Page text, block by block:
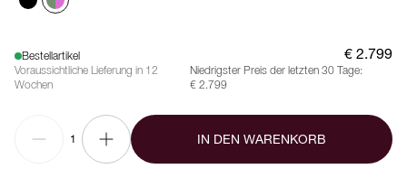
Bestellartikel
Voraussichtliche Lieferung in 12
Wochen
€ 2.799
Niedrigster Preis der letzten 30 Tage:
€ 2.799
1 IN DEN WARENKORB